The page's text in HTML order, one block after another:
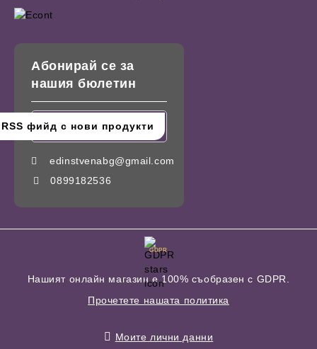
Абонирай се за
нашия бюлетин
edinstvenabg@gmail.com
0899182536
GDPR
Нашият онлайн магазин е 100% съобразен с GDPR.
Прочетете нашата политика
Моите лични данни